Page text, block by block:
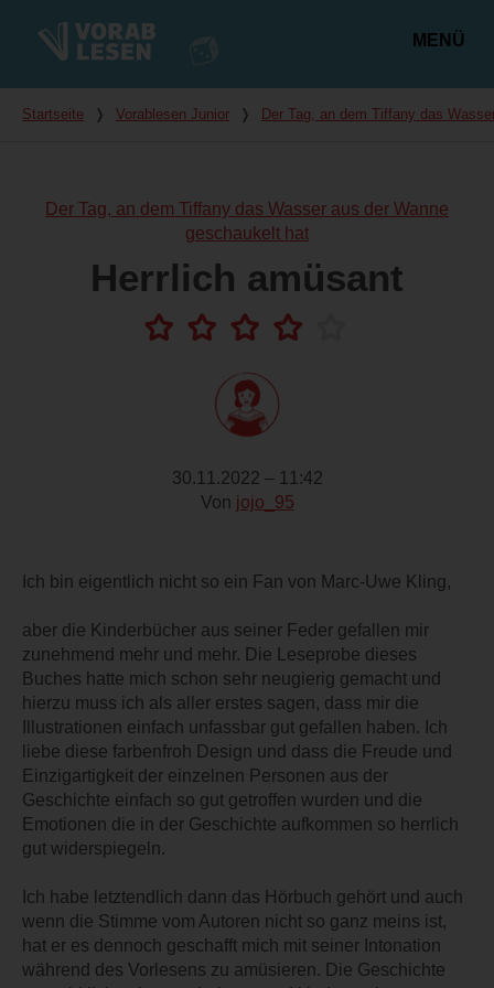
MENÜ
Du bist hier
Startseite ❭ Vorablesen Junior ❭ Der Tag, an dem Tiffany das
Der Tag, an dem Tiffany das Wasser aus der Wanne
geschaukelt hat
Herrlich amüsant
30.11.2022 – 11:42
Von jojo_95
Ich bin eigentlich nicht so ein Fan von Marc-Uwe Kling,
aber die Kinderbücher aus seiner Feder gefallen mir
zunehmend mehr und mehr. Die Leseprobe dieses
Buches hatte mich schon sehr neugierig gemacht und
hierzu muss ich als aller erstes sagen, dass mir die
Illustrationen einfach unfassbar gut gefallen haben. Ich
liebe diese farbenfroh Design und dass die Freude und
Einzigartigkeit der einzelnen Personen aus der
Geschichte einfach so gut getroffen wurden und die
Emotionen die in der Geschichte aufkommen so herrlich
gut widerspiegeln.
Ich habe letztendlich dann das Hörbuch gehört und auch
wenn die Stimme vom Autoren nicht so ganz meins ist,
hat er es dennoch geschafft mich mit seiner Intonation
während des Vorlesens zu amüsieren. Die Geschichte